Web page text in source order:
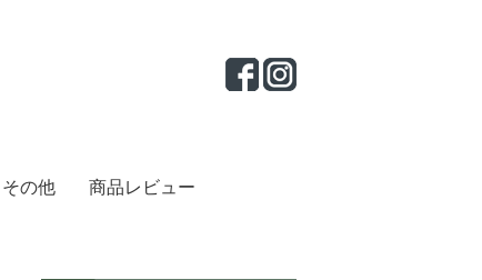
その他 商品レビュー